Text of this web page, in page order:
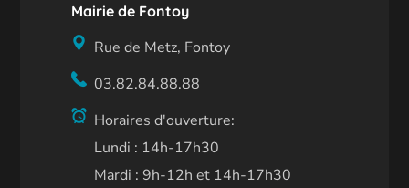
Mairie de Fontoy
Rue de Metz, Fontoy
03.82.84.88.88
Horaires d'ouverture:
Lundi : 14h-17h30
Mardi : 9h-12h et 14h-17h30